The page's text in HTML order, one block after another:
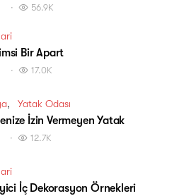
56.9K
Bir Apart
17.0K
Yatak Odası
İzin Vermeyen Yatak
12.7K
İç Dekorasyon Örnekleri